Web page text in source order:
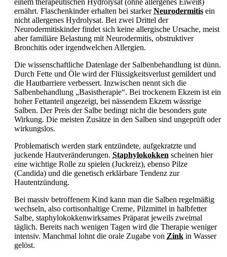
einem therapeutischen Hydrolysat (ohne allergenes Eiweiß)
ernährt. Flaschenkinder erhalten bei starkerNeurodermitis ein
nicht allergenes Hydrolysat. Bei zwei Drittel der
Neurodermitiskinder findet sich keine allergische Ursache, meist
aber familiäre Belastung mit Neurodermitis, obstruktiver
Bronchitis oder irgendwelchen Allergien.
Die wissenschaftliche Datenlage der Salbenbehandlung ist dünn.
Durch Fette und Öle wird der Flüssigkeitsverlust gemildert und
die Hautbarriere verbessert. Inzwischen nennt sich die
Salbenbehandlung „Basistherapie“. Bei trockenem Ekzem ist ein
hoher Fettanteil angezeigt, bei nässendem Ekzem wässrige
Salben. Der Preis der Salbe bedingt nicht die besonders gute
Wirkung. Die meisten Zusätze in den Salben sind ungeprüft oder
wirkungslos.
Problematisch werden stark entzündete, aufgekratzte und
juckende Hautveränderungen. Staphylokokken scheinen hier
eine wichtige Rolle zu spielen (Juckreiz), ebenso Pilze
(Candida) und die genetisch erklärbare Tendenz zur
Hautentzündung.
Bei massiv betroffenem Kind kann man die Salben regelmäßig
wechseln, also cortisonhaltige Creme, Pilzmittel in halbfetter
Salbe, staphylokokkenwirksames Präparat jeweils zweimal
täglich. Bereits nach wenigen Tagen wird die Therapie weniger
intensiv. Manchmal lohnt die orale Zugabe von Zink in Wasser
gelöst.